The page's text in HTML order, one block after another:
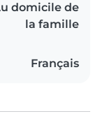
domicile de
la famille
Français